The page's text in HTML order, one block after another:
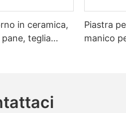
in ceramica,
teglia
Piastra
manico